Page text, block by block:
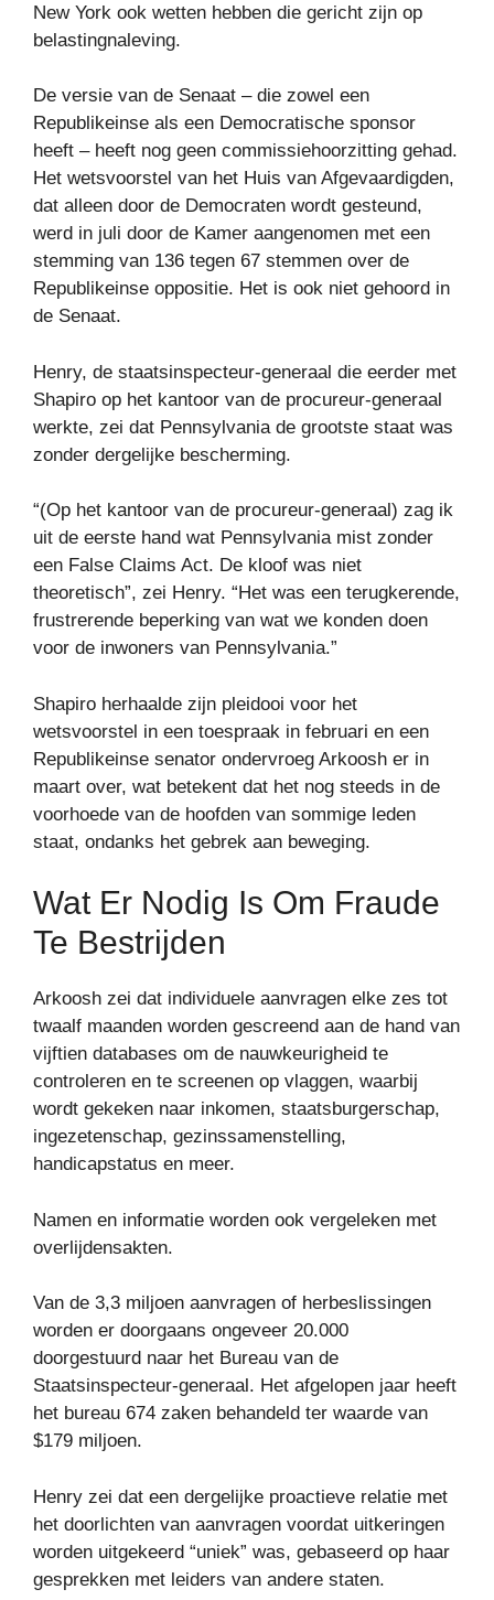
New York ook wetten hebben die gericht zijn op
belastingnaleving.
De versie van de Senaat – die zowel een
Republikeinse als een Democratische sponsor
heeft – heeft nog geen commissiehoorzitting gehad.
Het wetsvoorstel van het Huis van Afgevaardigden,
dat alleen door de Democraten wordt gesteund,
werd in juli door de Kamer aangenomen met een
stemming van 136 tegen 67 stemmen over de
Republikeinse oppositie. Het is ook niet gehoord in
de Senaat.
Henry, de staatsinspecteur-generaal die eerder met
Shapiro op het kantoor van de procureur-generaal
werkte, zei dat Pennsylvania de grootste staat was
zonder dergelijke bescherming.
“(Op het kantoor van de procureur-generaal) zag ik
uit de eerste hand wat Pennsylvania mist zonder
een False Claims Act. De kloof was niet
theoretisch”, zei Henry. “Het was een terugkerende,
frustrerende beperking van wat we konden doen
voor de inwoners van Pennsylvania.”
Shapiro herhaalde zijn pleidooi voor het
wetsvoorstel in een toespraak in februari en een
Republikeinse senator ondervroeg Arkoosh er in
maart over, wat betekent dat het nog steeds in de
voorhoede van de hoofden van sommige leden
staat, ondanks het gebrek aan beweging.
Wat Er Nodig Is Om Fraude
Te Bestrijden
Arkoosh zei dat individuele aanvragen elke zes tot
twaalf maanden worden gescreend aan de hand van
vijftien databases om de nauwkeurigheid te
controleren en te screenen op vlaggen, waarbij
wordt gekeken naar inkomen, staatsburgerschap,
ingezetenschap, gezinssamenstelling,
handicapstatus en meer.
Namen en informatie worden ook vergeleken met
overlijdensakten.
Van de 3,3 miljoen aanvragen of herbeslissingen
worden er doorgaans ongeveer 20.000
doorgestuurd naar het Bureau van de
Staatsinspecteur-generaal. Het afgelopen jaar heeft
het bureau 674 zaken behandeld ter waarde van
$179 miljoen.
Henry zei dat een dergelijke proactieve relatie met
het doorlichten van aanvragen voordat uitkeringen
worden uitgekeerd “uniek” was, gebaseerd op haar
gesprekken met leiders van andere staten.